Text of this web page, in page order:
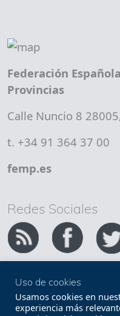
Federación
Provincias
Calle Nuncio 8
t. +34 91 364 37 00
femp.es
Redes Sociales
Copyright
Uso de cookies
Usamos cookies en
experiencia más